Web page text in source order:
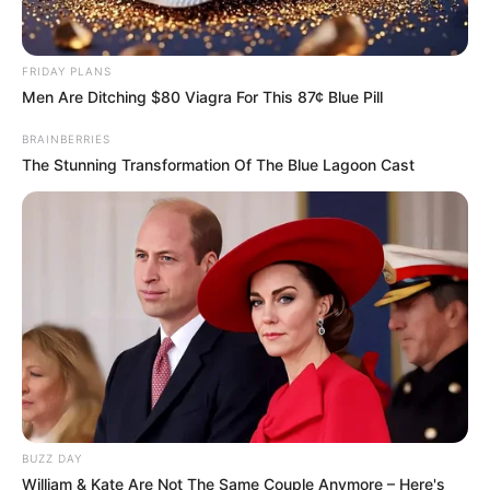
Mardi 16 juin 2026 (épisode 606)
Face à une situation inquiétante, Noémie
(Eunice Van Hocke
) décide de mener son
enquête, accompagnée d’un allié de taille. Au
Mistral, les événements de la veille viennent
FRIDAY PLANS
Men Are Ditching $80 Viagra For This 87¢ Blue Pill
BRAINBERRIES
The Stunning Transformation Of The Blue Lagoon Cast
BUZZ DAY
William & Kate Are Not The Same Couple Anymore – Here's